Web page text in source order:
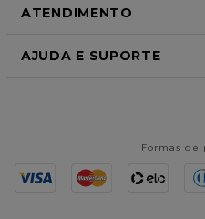
ATENDIMENTO
AJUDA E SUPORTE
Formas de